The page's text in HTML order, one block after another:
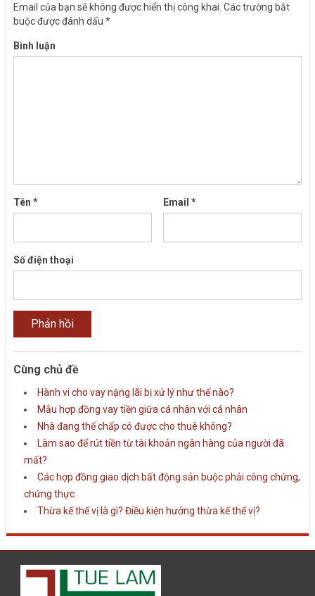
Email của bạn sẽ không được hiển thị công khai. Các trường bắt
buộc được đánh dấu*
Bình luận
Tên* Email*
Số điện thoại
Cùng chủ đề
Hành vi cho vay nặng lãi bị xử lý như thế nào?
Mẫu hợp đồng vay tiền giữa cá nhân với cá nhân
Nhà đang thế chấp có được cho thuê không?
Làm sao để rút tiền từ tài khoản ngân hàng của người đã
mất?
Các hợp đồng giao dịch bất động sản buộc phải công chứng,
chứng thực
Thừa kế thế vị là gì? Điều kiện hưởng thừa kế thế vị?